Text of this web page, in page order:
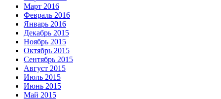
Март 2016
Февраль 2016
Январь 2016
Декабрь 2015
Ноябрь 2015
Октябрь 2015
Сентябрь 2015
Август 2015
Июль 2015
Июнь 2015
Май 2015